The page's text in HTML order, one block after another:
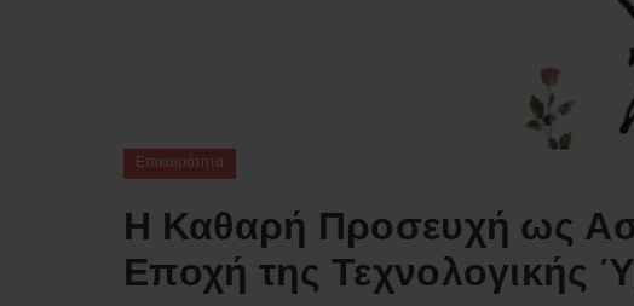
Επικαιρότητα
Η Καθαρή Προσευχή ως
Εποχή της Τεχνολογικής